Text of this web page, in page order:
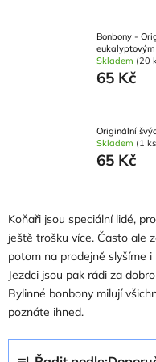
Bonbony -
Skladem (20
65 Kč
Originální
Skladem (1
65 Kč
Koňaři jsou speciální lidé,
ještě trošku více. Často ale
potom na prodejně slyšíme
Jezdci jsou pak rádi za
Bylinné bonbony milují
poznáte ihned.